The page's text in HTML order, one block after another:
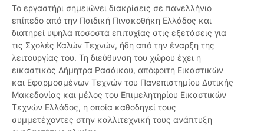
Το εργαστήρι σημειώνει διακρίσεις σε πανελλήνιο
επίπεδο από την Παιδική Πινακοθήκη Ελλάδος και
διατηρεί υψηλά ποσοστά επιτυχίας στις εξετάσεις για
τις Σχολές Καλών Τεχνών, ήδη από την έναρξη της
λειτουργίας του. Τη διεύθυνση του χώρου έχει η
εικαστικός Δήμητρα Ρασάικου, απόφοιτη Εικαστικών
και Εφαρμοσμένων Τεχνών του Πανεπιστημίου Δυτικής
Μακεδονίας και μέλος του Επιμελητηρίου Εικαστικών
Τεχνών Ελλάδος, η οποία καθοδηγεί τους
συμμετέχοντες στην καλλιτεχνική τους ανάπτυξη